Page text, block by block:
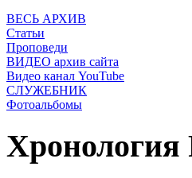
ВЕСЬ АРХИВ
Статьи
Проповеди
ВИДЕО архив сайта
Видео канал YouTube
СЛУЖЕБНИК
Фотоальбомы